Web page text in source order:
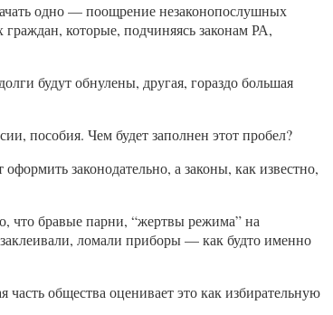
одно — поощрение незаконопослушных
которые, подчиняясь законам РА,
будут обнулены, другая, гораздо большая
пособия. Чем будет заполнен этот пробел?
законодательно, а законы, как известно,
что бравые парни, “жертвы режима” на
ломали приборы — как будто именно
общества оценивает это как избирательную